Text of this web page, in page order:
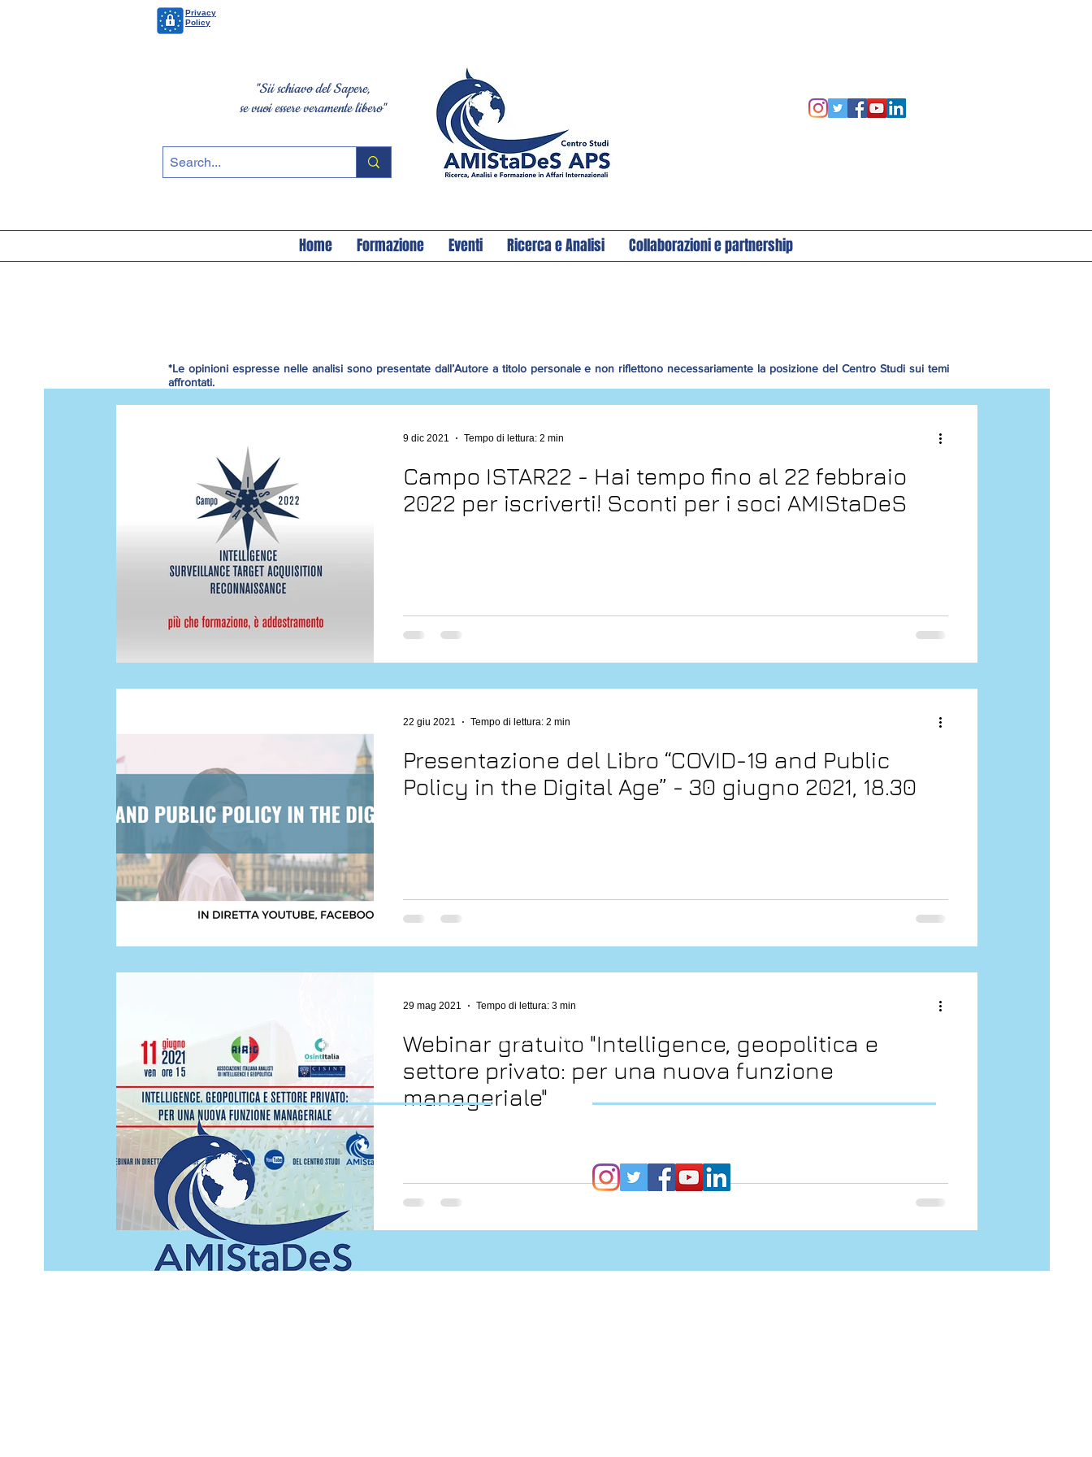
Privacy
Policy
"Sii schiavo del Sapere,
se vuoi essere veramente libero"
Home Formazione Eventi Ricerca e Analisi Collaborazioni e partnership
*Le opinioni espresse nelle analisi sono presentate dall’Autore a titolo personale e non riflettono necessariamente la posizione del Centro Studi sui temi
affrontati.
Campo ISTAR22 - Hai tempo fino al 22 febbraio
2022 per iscriverti! Sconti per i soci AMIStaDeS
9 dic 2021 Tempo di lettura: 2 min
Presentazione del Libro “COVID-19 and Public
Policy in the Digital Age” - 30 giugno 2021, 18.30
22 giu 2021 Tempo di lettura: 2 min
Webinar gratuito "Intelligence, geopolitica e
settore privato: per una nuova funzione
manageriale"
29 mag 2021 Tempo di lettura: 3 min
CONTATTI